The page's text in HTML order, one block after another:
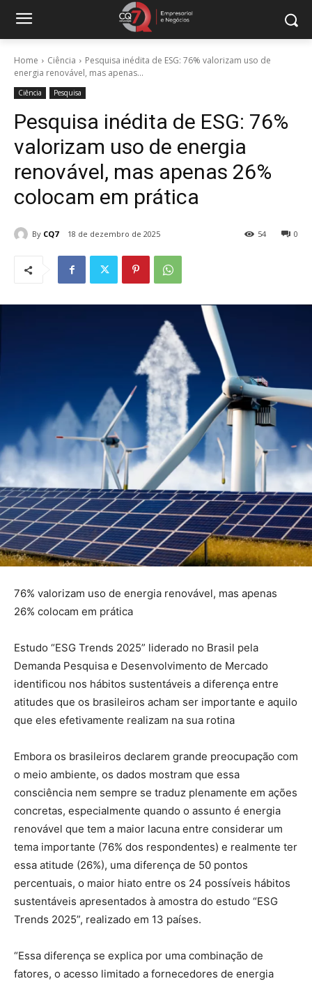
Home Ciência
Pesquisa inédita de ESG: 76% valorizam uso de
energia renovável, mas apenas...
Ciência Pesquisa
Pesquisa inédita de ESG: 76%
valorizam uso de energia
renovável, mas apenas 26%
colocam em prática
By CQ7 18 de dezembro de 2025 0
54
76% valorizam uso de energia renovável, mas apenas
26% colocam em prática
Estudo “ESG Trends 2025” liderado no Brasil pela
Demanda Pesquisa e Desenvolvimento de Mercado
identificou nos hábitos sustentáveis a diferença entre
atitudes que os brasileiros acham ser importante e aquilo
que eles efetivamente realizam na sua rotina
Embora os brasileiros declarem grande preocupação com
o meio ambiente, os dados mostram que essa
consciência nem sempre se traduz plenamente em ações
concretas, especialmente quando o assunto é energia
renovável que tem a maior lacuna entre considerar um
tema importante (76% dos respondentes) e realmente ter
essa atitude (26%), uma diferença de 50 pontos
percentuais, o maior hiato entre os 24 possíveis hábitos
sustentáveis apresentados à amostra do estudo “ESG
Trends 2025”, realizado em 13 países.
“Essa diferença se explica por uma combinação de
fatores, o acesso limitado a fornecedores de energia